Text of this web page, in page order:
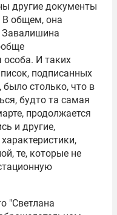
другие документы
В общем, она
Завалишина
И таких
подписанных
столько, что в
будто та самая
продолжается
и другие,
те, которые не
"Светлана